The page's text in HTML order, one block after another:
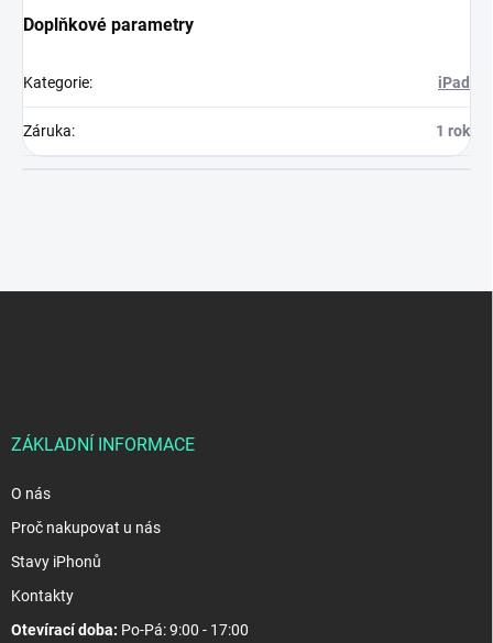
Doplňkové parametry
Kategorie: iPad
Záruka: 1 rok
ZÁKLADNÍ INFORMACE
O nás
Proč nakupovat u nás
Stavy iPhonů
Kontakty
Otevírací doba: Po-Pá: 9:00 - 17:00